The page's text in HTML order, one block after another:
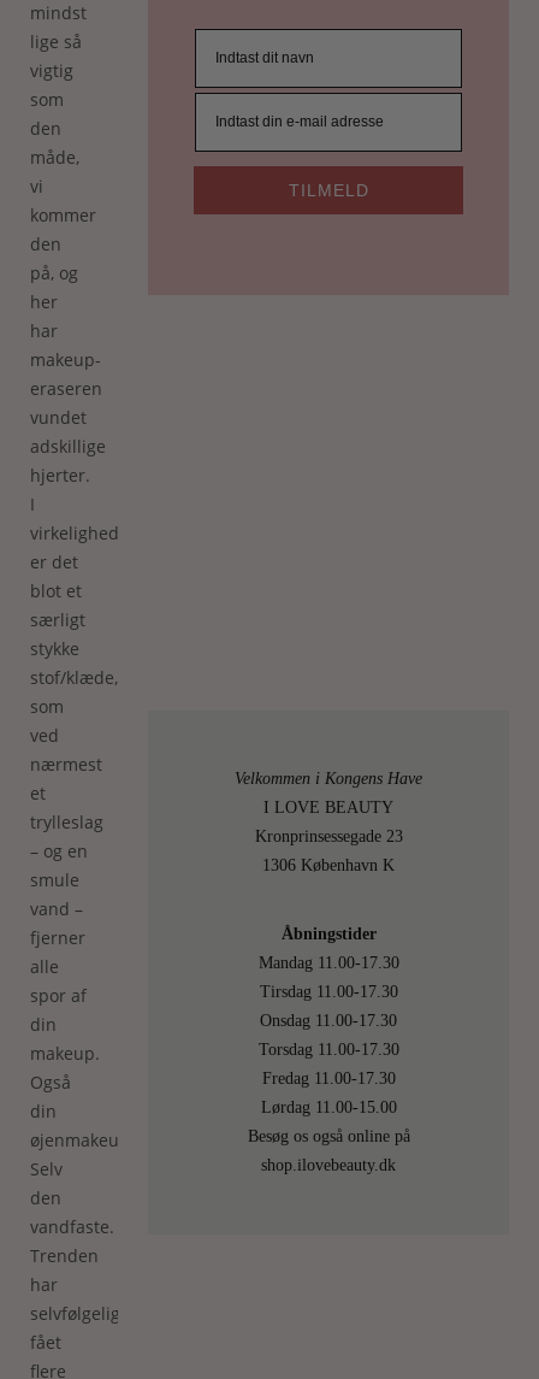
mindst
lige så
vigtig
som
den
måde,
vi
kommer
den
på, og
her
har
makeup-
eraseren
vundet
adskillige
hjerter.
I
virkeligheden
er det
blot et
særligt
stykke
stof/klæde,
som
ved
nærmest
et
trylleslag
– og en
smule
vand –
fjerner
alle
spor af
din
makeup.
Også
din
øjenmakeup.
Selv
den
vandfaste.
Trenden
har
selvfølgelig
fået
flere
TILMELD
Velkommen i Kongens Have
I LOVE BEAUTY
Kronprinsessegade 23
1306 København K
Åbningstider
Mandag 11.00-17.30
Tirsdag 11.00-17.30
Onsdag 11.00-17.30
Torsdag 11.00-17.30
Fredag 11.00-17.30
Lørdag 11.00-15.00
Besøg os også online på
shop.ilovebeauty.dk